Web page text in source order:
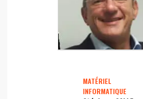
MATÉRIEL
INFORMATIQUE